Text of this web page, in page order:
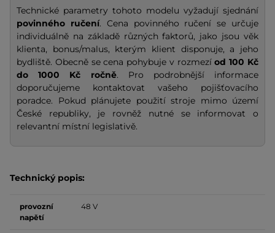
Technické parametry tohoto modelu vyžadují sjednání
povinného ručení. Cena povinného ručení se určuje
individuálně na základě různých faktorů, jako jsou věk
klienta, bonus/malus, kterým klient disponuje, a jeho
bydliště. Obecně se cena pohybuje v rozmezíod 100 Kč
do 1000 Kč ročně. Pro podrobnější informace
doporučujeme kontaktovat vašeho pojišťovacího
poradce. Pokud plánujete použití stroje mimo území
České republiky, je rovněž nutné se informovat o
relevantní místní legislativě.
Technický popis:
provozní
napětí
48 V